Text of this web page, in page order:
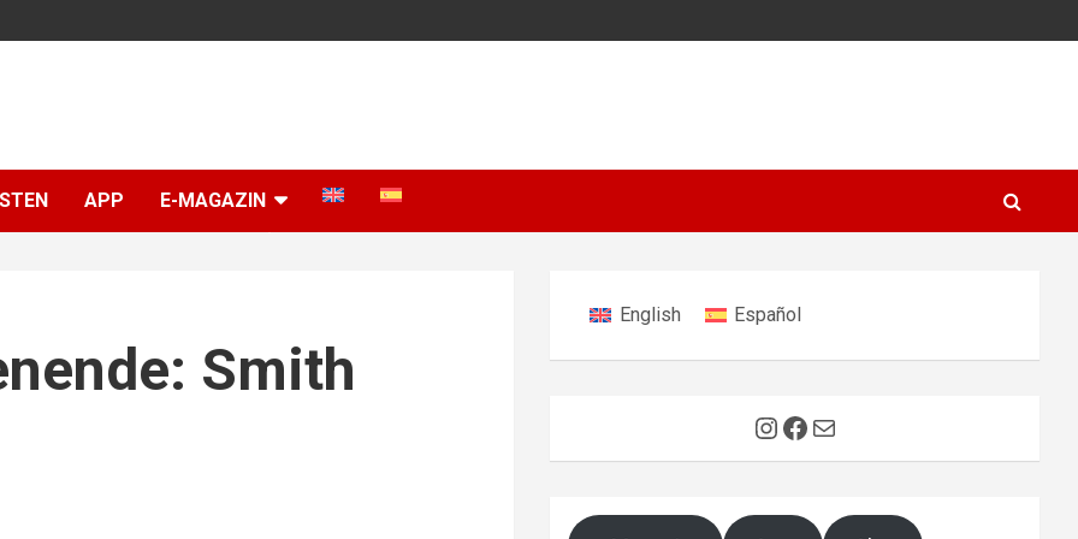
APP E-MAGAZIN
Smith
English Español
Instagram
Facebook
E-Mail